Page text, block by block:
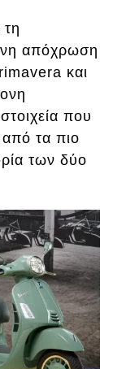
τη
απόχρωση
και
που
τα πιο
των δύο